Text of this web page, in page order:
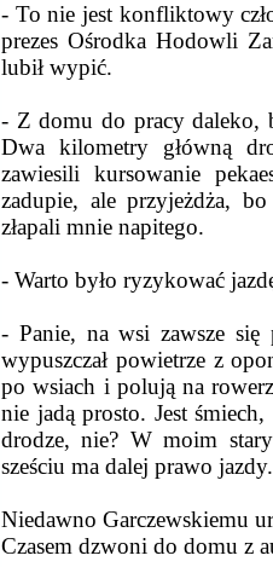
- To nie jest konfliktowy
prezes Ośrodka Hodowli
lubił wypić.
- Z domu do pracy daleko,
Dwa kilometry główną
zawiesili kursowanie
zadupie, ale przyjeżdża,
złapali mnie napitego.
- Warto było ryzykować
- Panie, na wsi zawsze się
wypuszczał powietrze z
po wsiach i polują na
nie jadą prosto. Jest
drodze, nie? W moim
sześciu ma dalej prawo
Niedawno Garczewskiemu
Czasem dzwoni do domu z